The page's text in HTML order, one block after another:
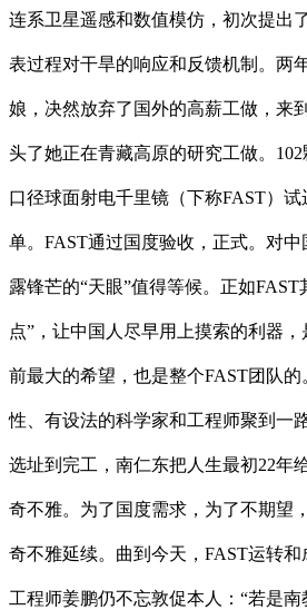
连系卫星遥感和数值模仿，初次提出
表过程对干旱的响应和反馈机制。两
娘，决然放弃了国外的高薪工做，来
头了她正在青藏高原的研究工做。
口径球面射电千里镜（下称FAST）
单。FAST通过国度验收，正式。对
露锋芒的“天眼”值得等候。正如
点”，让中国人尽早用上摸索的利器，
前最大的希望，也是整个FAST团队
性、有设法的科学家和工程师聚到一
选址到完工，南仁东把人生最初22年
奇不雅。为了国度需求，为了不期望
奇不雅延续。曲到今天，FAST运转
工程师姜鹏仍不忘敦促本人：“若是